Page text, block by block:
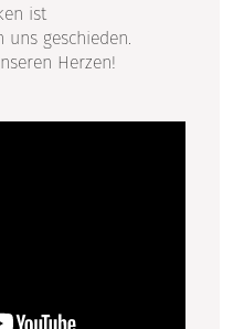
ist
geschieden.
Herzen!